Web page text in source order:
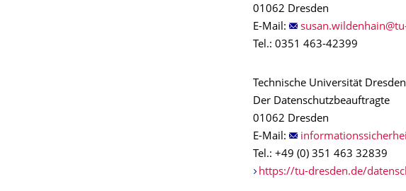
01062 Dresden
E-Mail:
Tel.: 0351 463-42399
Technische Universität Dresden
Der Datenschutzbeauftragte
01062 Dresden
E-Mail:
Tel.: +49 (0) 351 463 32839
https://tu-dresden.de/